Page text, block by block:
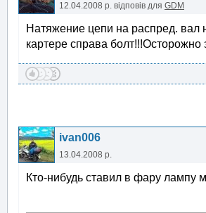
12.04.2008 р. відповів для GDM
Натяжение цепи на распред. вал
картере справа
ivan006
13.04.2008 р.
Кто-нибудь ставил в фару лампу